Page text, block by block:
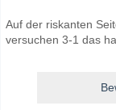
Auf der riskanten
versuchen 3-1 das